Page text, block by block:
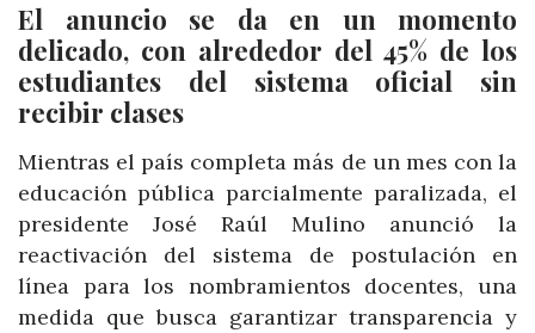
El anuncio se da en un momento
delicado, con alrededor del 45% de los
estudiantes del sistema oficial sin
recibir clases
Mientras el país completa más de un mes con la
educación pública parcialmente paralizada, el
presidente José Raúl Mulino anunció la
reactivación del sistema de postulación en
línea para los nombramientos docentes, una
medida que busca garantizar transparencia y